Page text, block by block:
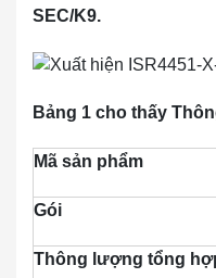
SEC/K9.
Bảng 1 cho thấy
Mã sản phẩm
Gói
Thông lượng tổng